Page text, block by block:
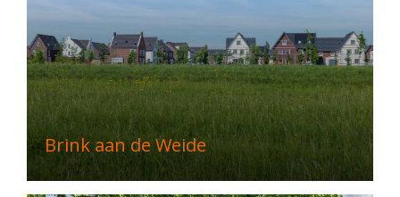
Brink aan de Weide